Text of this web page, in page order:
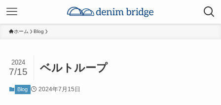
ホーム Blog
ベルトループ
2024
7/15
Blog 2024年7月15日